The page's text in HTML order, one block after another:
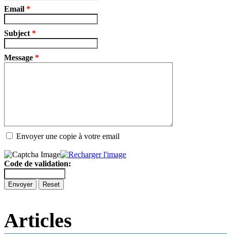
Email *
Subject *
Message *
Envoyer une copie à votre email
Code de validation:
Envoyer Reset
Articles